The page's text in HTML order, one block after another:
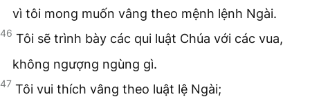
vì tôi mong muốn vâng theo mệnh lệnh Ngài.
46 Tôi sẽ trình bày các qui luật Chúa với các vua,
không ngượng ngùng gì.
47 Tôi vui thích vâng theo luật lệ Ngài;